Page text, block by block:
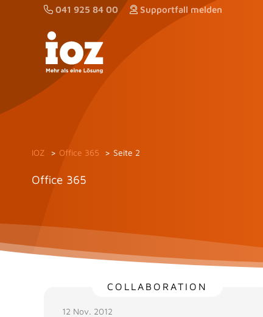
041 925 84 00 Supportfall melden
IOZ Office 365 Seite 2
Office 365
COLLABORATION
12 Nov. 2012